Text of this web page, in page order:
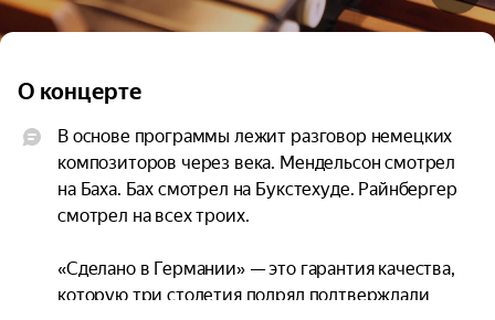
О концерте
В основе программы лежит разговор немецких
композиторов через века. Мендельсон смотрел
на Баха. Бах смотрел на Букстехуде. Райнбергер
смотрел на всех троих.
«Сделано в Германии» — это гарантия качества,
которую три столетия подряд подтверждали